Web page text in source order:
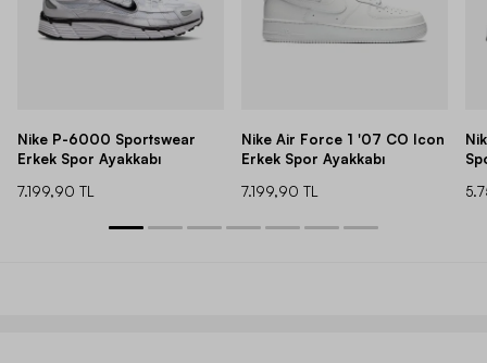
Nike P-6000 Sportswear
Erkek Spor Ayakkabı
7.199,90 TL
Nike Air Force 1 '07 CO Icon
Erkek Spor Ayakkabı
7.199,90 TL